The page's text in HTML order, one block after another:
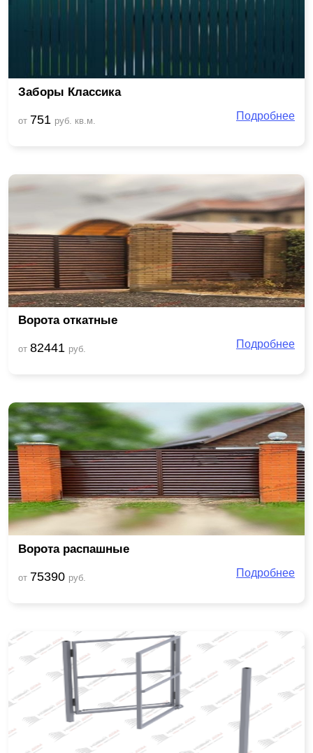
Заборы Классика
от 751 руб. кв.м. Подробнее
Ворота откатные
от 82441 руб. Подробнее
Ворота распашные
от 75390 руб. Подробнее